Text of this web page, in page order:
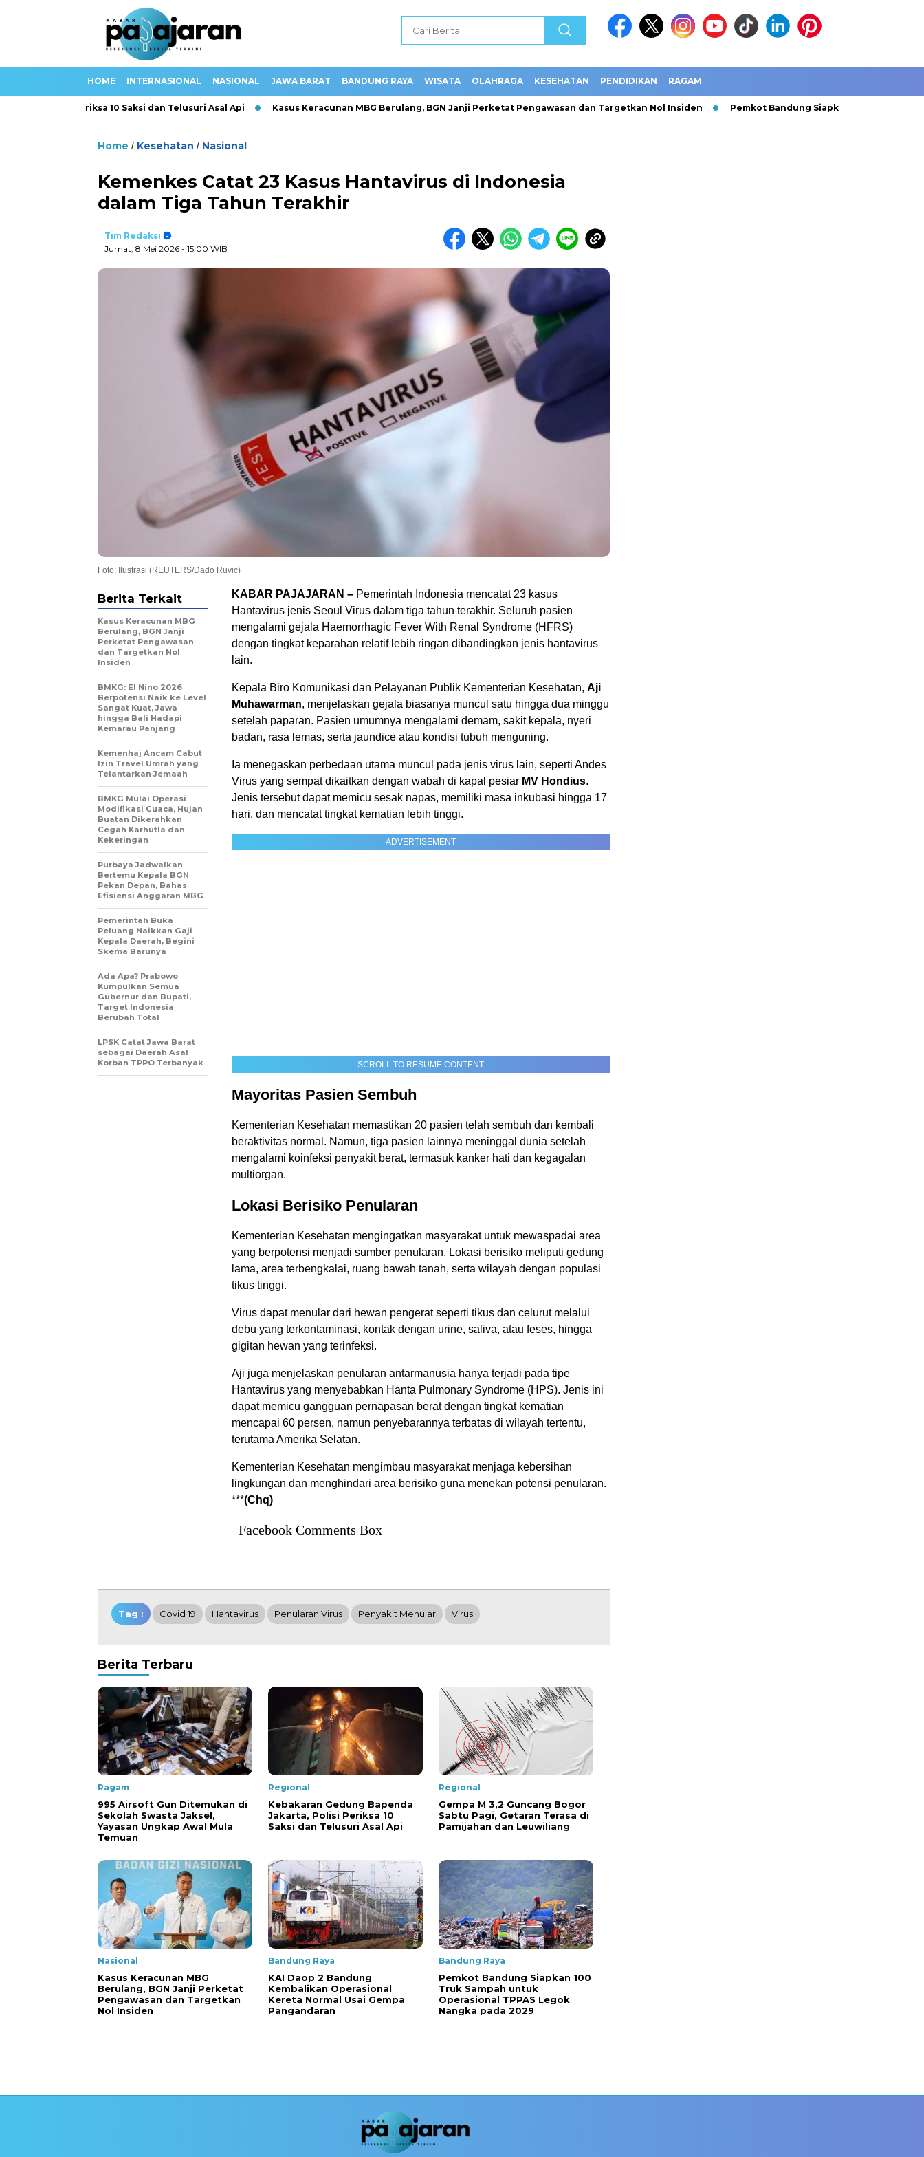
HOME INTERNASIONAL NASIONAL JAWA BARAT BANDUNG RAYA WISATA OLAHRAGA KESEHATAN PENDIDIKAN RAGAM
Polisi Periksa 10 Saksi dan Telusuri Asal Api Kasus Keracunan MBG Berulang, BGN Janji Perketat Pengawasan dan Targetkan Nol Insiden Pemkot Bandung Siapkan 100 Truk Sampah
Home / Kesehatan / Nasional
Kemenkes Catat 23 Kasus Hantavirus di Indonesia
dalam Tiga Tahun Terakhir
Tim Redaksi
Jumat, 8 Mei 2026 - 15:00 WIB
Foto: Ilustrasi (REUTERS/Dado Ruvic)
KABAR PAJAJARAN – Pemerintah Indonesia mencatat 23 kasus
Hantavirus jenis Seoul Virus dalam tiga tahun terakhir. Seluruh pasien
mengalami gejala Haemorrhagic Fever With Renal Syndrome (HFRS)
dengan tingkat keparahan relatif lebih ringan dibandingkan jenis hantavirus
lain.
Kepala Biro Komunikasi dan Pelayanan Publik Kementerian Kesehatan, Aji
Muhawarman, menjelaskan gejala biasanya muncul satu hingga dua minggu
setelah paparan. Pasien umumnya mengalami demam, sakit kepala, nyeri
badan, rasa lemas, serta jaundice atau kondisi tubuh menguning.
Ia menegaskan perbedaan utama muncul pada jenis virus lain, seperti Andes
Virus yang sempat dikaitkan dengan wabah di kapal pesiar MV Hondius.
Jenis tersebut dapat memicu sesak napas, memiliki masa inkubasi hingga 17
hari, dan mencatat tingkat kematian lebih tinggi.
ADVERTISEMENT
SCROLL TO RESUME CONTENT
Mayoritas Pasien Sembuh
Kementerian Kesehatan memastikan 20 pasien telah sembuh dan kembali
beraktivitas normal. Namun, tiga pasien lainnya meninggal dunia setelah
mengalami koinfeksi penyakit berat, termasuk kanker hati dan kegagalan
multiorgan.
Lokasi Berisiko Penularan
Kementerian Kesehatan mengingatkan masyarakat untuk mewaspadai area
yang berpotensi menjadi sumber penularan. Lokasi berisiko meliputi gedung
lama, area terbengkalai, ruang bawah tanah, serta wilayah dengan populasi
tikus tinggi.
Virus dapat menular dari hewan pengerat seperti tikus dan celurut melalui
debu yang terkontaminasi, kontak dengan urine, saliva, atau feses, hingga
gigitan hewan yang terinfeksi.
Aji juga menjelaskan penularan antarmanusia hanya terjadi pada tipe
Hantavirus yang menyebabkan Hanta Pulmonary Syndrome (HPS). Jenis ini
dapat memicu gangguan pernapasan berat dengan tingkat kematian
mencapai 60 persen, namun penyebarannya terbatas di wilayah tertentu,
terutama Amerika Selatan.
Kementerian Kesehatan mengimbau masyarakat menjaga kebersihan
lingkungan dan menghindari area berisiko guna menekan potensi penularan.
***(Chq)
Facebook Comments Box
Berita Terkait
Kasus Keracunan MBG
Berulang, BGN Janji
Perketat Pengawasan
dan Targetkan Nol
Insiden
BMKG: El Nino 2026
Berpotensi Naik ke Level
Sangat Kuat, Jawa
hingga Bali Hadapi
Kemarau Panjang
Kemenhaj Ancam Cabut
Izin Travel Umrah yang
Telantarkan Jemaah
BMKG Mulai Operasi
Modifikasi Cuaca, Hujan
Buatan Dikerahkan
Cegah Karhutla dan
Kekeringan
Purbaya Jadwalkan
Bertemu Kepala BGN
Pekan Depan, Bahas
Efisiensi Anggaran MBG
Pemerintah Buka
Peluang Naikkan Gaji
Kepala Daerah, Begini
Skema Barunya
Ada Apa? Prabowo
Kumpulkan Semua
Gubernur dan Bupati,
Target Indonesia
Berubah Total
LPSK Catat Jawa Barat
sebagai Daerah Asal
Korban TPPO Terbanyak
Tag : Covid 19 Hantavirus Penularan Virus Penyakit Menular Virus
Berita Terbaru
Ragam
995 Airsoft Gun Ditemukan di
Sekolah Swasta Jaksel,
Yayasan Ungkap Awal Mula
Temuan
Regional
Kebakaran Gedung Bapenda
Jakarta, Polisi Periksa 10
Saksi dan Telusuri Asal Api
Regional
Gempa M 3,2 Guncang Bogor
Sabtu Pagi, Getaran Terasa di
Pamijahan dan Leuwiliang
Nasional
Kasus Keracunan MBG
Berulang, BGN Janji Perketat
Pengawasan dan Targetkan
Nol Insiden
Bandung Raya
KAI Daop 2 Bandung
Kembalikan Operasional
Kereta Normal Usai Gempa
Pangandaran
Bandung Raya
Pemkot Bandung Siapkan 100
Truk Sampah untuk
Operasional TPPAS Legok
Nangka pada 2029